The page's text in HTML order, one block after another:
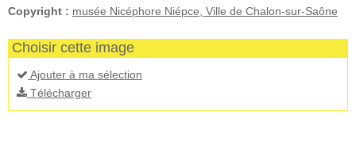
Copyright : musée Nicéphore Niépce, Ville de Chalon-sur-Saône
Choisir cette image
Ajouter à ma sélection
Télécharger